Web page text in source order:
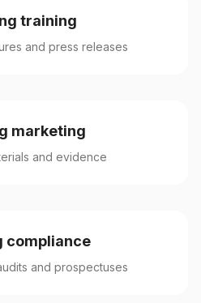
training
and press releases
marketing
and evidence
compliance
and prospectuses